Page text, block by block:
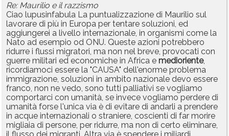
Re: Maurilio e il razzismo
Ciao lupusinfabula La puntualizzazione di Maurilio sul
lavorare di più in Europa per tentare soluzioni, ed
aggiungerei a livello internazionale, in organismi come la
Nato ad esempio od ONU. Queste azioni potrebbero
ridurre i flussi migratori, ma non nel breve, provocati con
guerre militari ed economiche in Africa e medioriente,
ricordiamoci essere la "CAUSA" dell'enorme problema
immigrazione, soluzioni in ambito nazionale devo essere
franco, non ne vedo, sono tutti palliativi se vogliamo
comportarci con umanità, se invece vogliamo perdere di
umanità forse l'unica via è di evitare di andarli a prendere
in acque internazionali o straniere, coscienti di far morire
migliaia di persone, per ridurre, ma non di certo eliminare,